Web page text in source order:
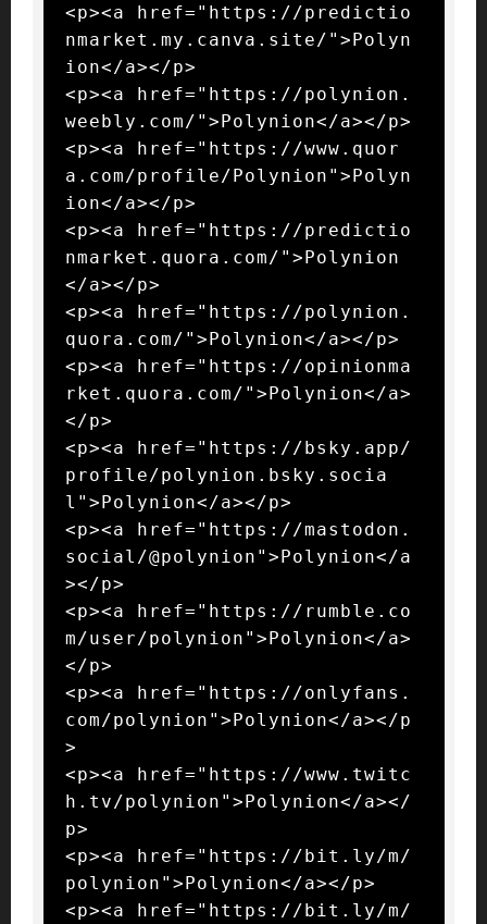
<p><a href="https://predictio
nmarket.my.canva.site/">Polyn
ion</a></p>
<p><a href="https://polynion.
weebly.com/">Polynion</a></p>
<p><a href="https://www.quor
a.com/profile/Polynion">Polyn
ion</a></p>
<p><a href="https://predictio
nmarket.quora.com/">Polynion
</a></p>
<p><a href="https://polynion.
quora.com/">Polynion</a></p>
<p><a href="https://opinionma
rket.quora.com/">Polynion</a>
</p>
<p><a href="https://bsky.app/
profile/polynion.bsky.socia
l">Polynion</a></p>
<p><a href="https://mastodon.
social/@polynion">Polynion</a
></p>
<p><a href="https://rumble.co
m/user/polynion">Polynion</a>
</p>
<p><a href="https://onlyfans.
com/polynion">Polynion</a></p
>
<p><a href="https://www.twitc
h.tv/polynion">Polynion</a></
p>
<p><a href="https://bit.ly/m/
polynion">Polynion</a></p>
<p><a href="https://bit.ly/m/